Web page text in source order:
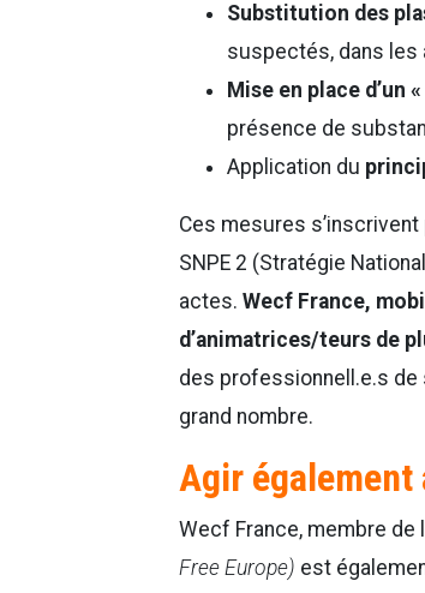
Substitution des
suspectés, dans les
Mise en place d’un
présence de
Application du
Ces mesures s’inscrivent
SNPE 2 (Stratégie
actes. Wecf France,
d’animatrices/teurs de
des professionnell.e.s de
grand nombre.
Agir également
Wecf France, membre de
Free Europe) est